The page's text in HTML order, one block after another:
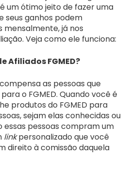
um ótimo jeito de fazer uma
seus ganhos podem
mensalmente, já nos
Veja como ele funciona:
Afiliados FGMED?
as pessoas que
o FGMED. Quando você é
produtos do FGMED para
sejam elas conhecidas ou
essas pessoas compram um
linkpersonalizado que você
direito à comissão daquela